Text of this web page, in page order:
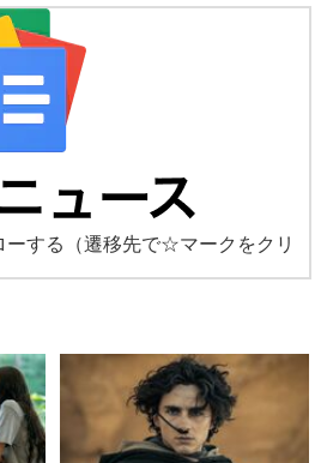
ーする
（遷移先で☆マークをクリ